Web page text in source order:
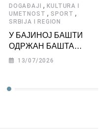
DOGAĐAJI ,KULTURA I
UMETNOST , SPORT ,
SRBIJA I REGION
У БАЈИНОЈ БАШТИ
ОДРЖАН БАШТА
ФЕСТ 2026
13/07/2026